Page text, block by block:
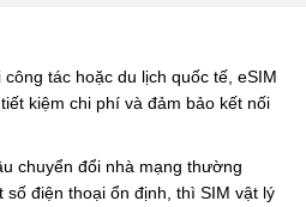
tác hoặc du lịch quốc tế, eSIM
kiệm chi phí và đảm bảo kết nối
chuyển đổi nhà mạng thường
số điện thoại ổn định, thì SIM vật lý